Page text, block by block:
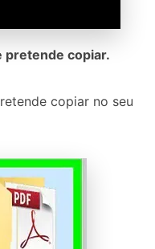
pretende copiar.
copiar no seu